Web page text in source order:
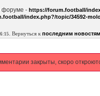
форуме - https://forum.football/
index.php?/topic/34592-
. Вернуться к последним новостям
закрыты, скоро